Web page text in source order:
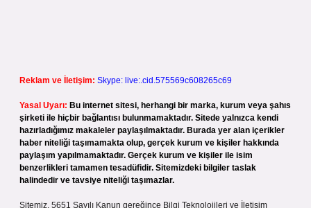
Reklam ve İletişim: Skype: live:.cid.575569c608265c69
Yasal Uyarı: Bu internet sitesi, herhangi bir marka, kurum veya şahıs
şirketi ile hiçbir bağlantısı bulunmamaktadır. Sitede yalnızca kendi
hazırladığımız makaleler paylaşılmaktadır. Burada yer alan içerikler
haber niteliği taşımamakta olup, gerçek kurum ve kişiler hakkında
paylaşım yapılmamaktadır. Gerçek kurum ve kişiler ile isim
benzerlikleri tamamen tesadüfidir. Sitemizdeki bilgiler taslak
halindedir ve tavsiye niteliği taşımazlar.
Sitemiz, 5651 Sayılı Kanun gereğince Bilgi Teknolojileri ve İletişim